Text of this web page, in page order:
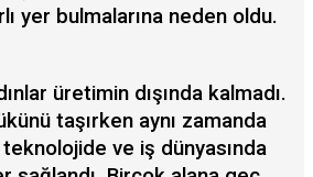
yer bulmalarına neden oldu.
üretimin dışında kalmadı.
taşırken aynı zamanda
ve iş dünyasında